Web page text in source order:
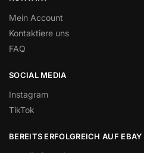
Mein Account
Kontaktiere uns
FAQ
SOCIAL MEDIA
Instagram
TikTok
BEREITS ERFOLGREICH AUF EBAY